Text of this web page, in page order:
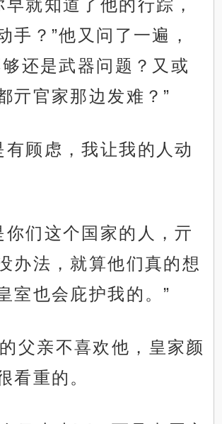
早就知道了他的行踪，
手？”他又问了一遍，
还是武器问题？又或
亓官家那边发难？”
有顾虑，我让我的人动
你们这个国家的人，亓
办法，就算他们真的想
室也会庇护我的。”
父亲不喜欢他，皇家颜
看重的。